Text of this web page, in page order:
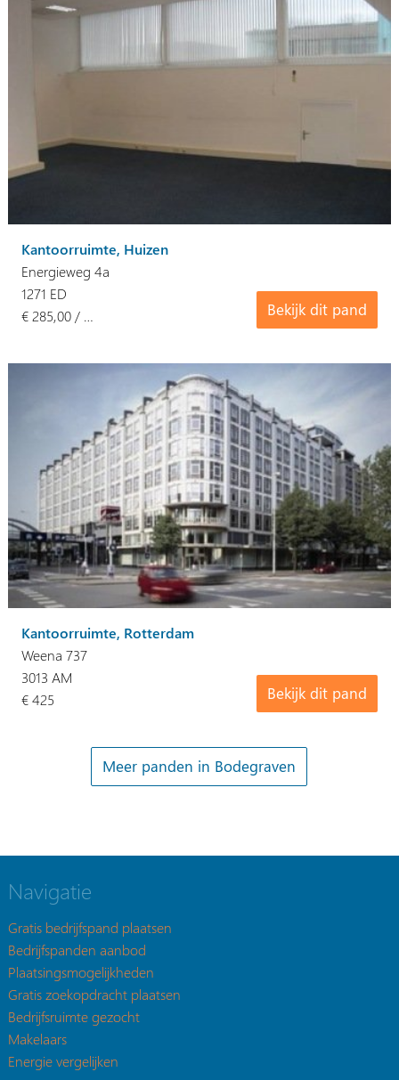
Kantoorruimte, Huizen
Energieweg 4a
Bekijk dit pand
1271 ED
€ 285,00 / …
Kantoorruimte, Rotterdam
Weena 737
Bekijk dit pand
3013 AM
€ 425
Meer panden in Bodegraven
Navigatie
Gratis bedrijfspand plaatsen
Bedrijfspanden aanbod
Plaatsingsmogelijkheden
Gratis zoekopdracht plaatsen
Bedrijfsruimte gezocht
Makelaars
Energie vergelijken